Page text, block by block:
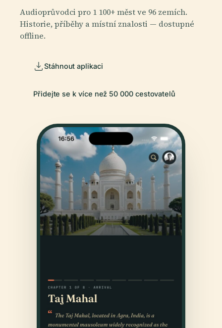
Audioprůvodci pro 1 100+ měst ve 96 zemích.
Historie, příběhy a místní znalosti — dostupné
offline.
Stáhnout aplikaci
Přidejte se k více než 50 000 cestovatelů